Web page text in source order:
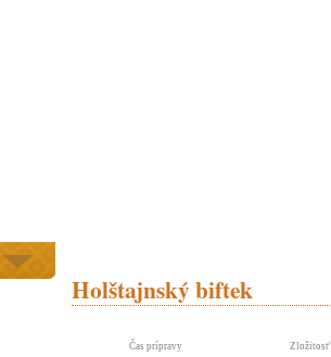
Holštajnský biftek
Čas prípravy Zložitosť